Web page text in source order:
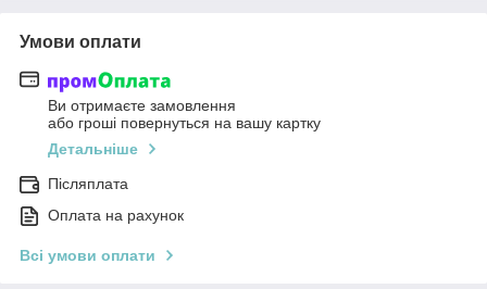
Умови оплати
Ви отримаєте замовлення
або гроші повернуться на вашу картку
Детальніше
Післяплата
Оплата на рахунок
Всі умови оплати